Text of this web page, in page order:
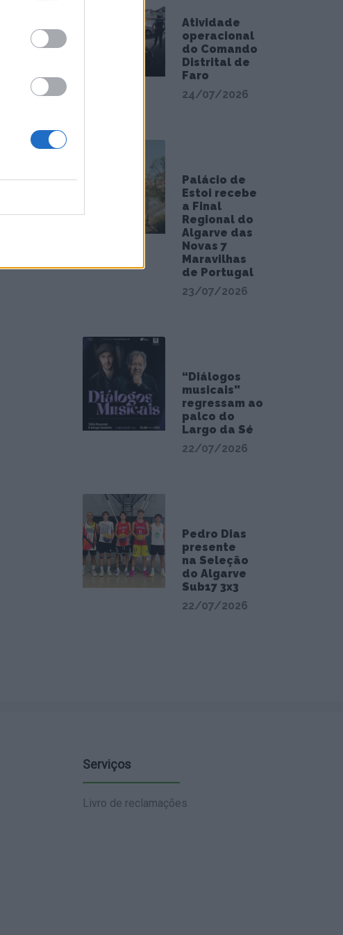
Atividade
operacional
do Comando
Distrital de
Faro
24/07/2026
Palácio de
Estoi recebe
a Final
Regional do
Algarve das
Novas 7
Maravilhas
de Portugal
23/07/2026
“Diálogos
musicais”
regressam ao
palco do
Largo da Sé
22/07/2026
Pedro Dias
presente
na Seleção
do Algarve
Sub17 3x3
22/07/2026
Serviços
Livro de reclamações